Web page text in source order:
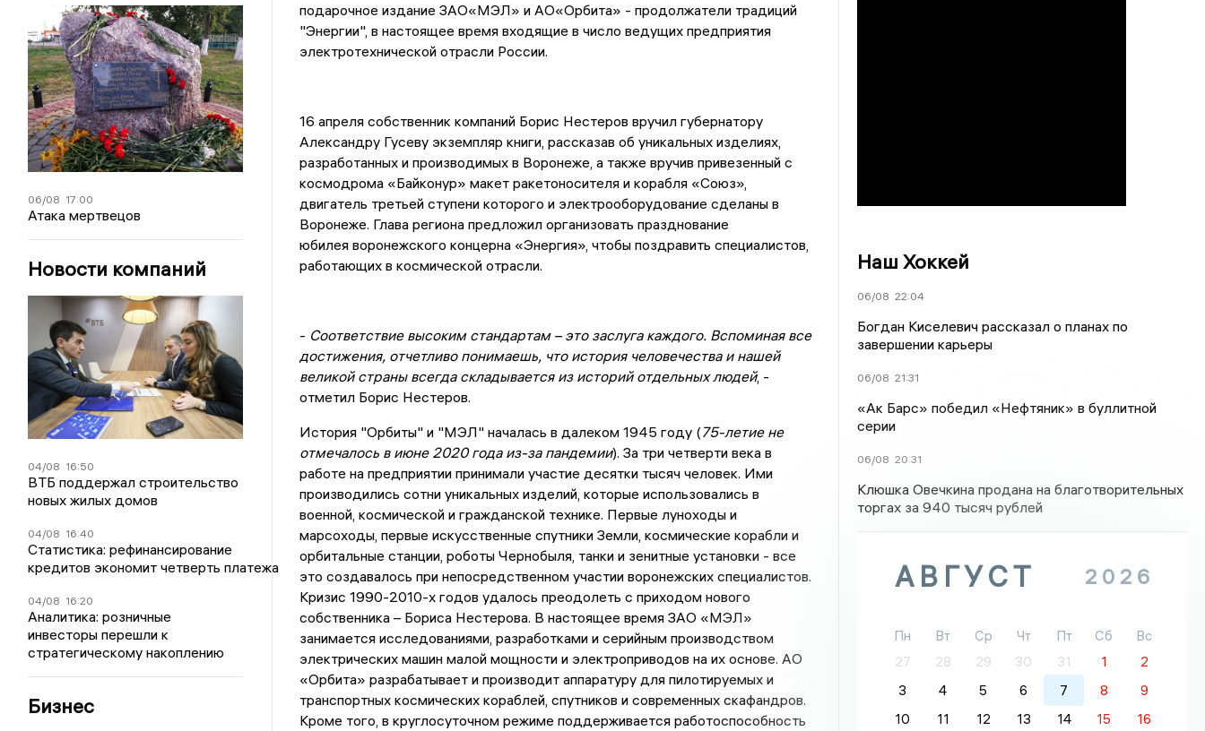
06/08 17:00
Атака мертвецов
Новости компаний
04/08 16:50
ВТБ поддержал строительство
новых жилых домов
04/08 16:40
Статистика: рефинансирование
кредитов экономит четверть платежа
04/08 16:20
Аналитика: розничные
инвесторы перешли к
стратегическому накоплению
Бизнес
подарочное издание ЗАО«МЭЛ» и АО«Орбита» - продолжатели традиций
"Энергии", в настоящее время входящие в число ведущих предприятия
электротехнической отрасли России.
16 апреля собственник компаний Борис Нестеров вручил губернатору
Александру Гусеву экземпляр книги, рассказав об уникальных изделиях,
разработанных и производимых в Воронеже, а также вручив привезенный с
космодрома «Байконур» макет ракетоносителя и корабля «Союз»,
двигатель третьей ступени которого и электрооборудование сделаны в
Воронеже. Глава региона предложил организовать празднование
юбилея воронежского концерна «Энергия», чтобы поздравить специалистов,
работающих в космической отрасли.
- Соответствие высоким стандартам – это заслуга каждого. Вспоминая все
достижения, отчетливо понимаешь, что история человечества и нашей
великой страны всегда складывается из историй отдельных людей, -
отметил Борис Нестеров.
История "Орбиты" и "МЭЛ" началась в далеком 1945 году (75-летие не
отмечалось в июне 2020 года из-за пандемии). За три четверти века в
работе на предприятии принимали участие десятки тысяч человек. Ими
производились сотни уникальных изделий, которые использовались в
военной, космической и гражданской технике. Первые луноходы и
марсоходы, первые искусственные спутники Земли, космические корабли и
орбитальные станции, роботы Чернобыля, танки и зенитные установки - все
это создавалось при непосредственном участии воронежских специалистов.
Кризис 1990-2010-х годов удалось преодолеть с приходом нового
собственника – Бориса Нестерова. В настоящее время ЗАО «МЭЛ»
занимается исследованиями, разработками и серийным производством
электрических машин малой мощности и электроприводов на их основе. АО
«Орбита» разрабатывает и производит аппаратуру для пилотируемых и
транспортных космических кораблей, спутников и современных скафандров.
Кроме того, в круглосуточном режиме поддерживается работоспособность
Наш Хоккей
06/08 22:04
Богдан Киселевич рассказал о планах по
завершении карьеры
06/08 21:31
«Ак Барс» победил «Нефтяник» в буллитной
серии
06/08 20:31
Клюшка Овечкина продана на благотворительных
торгах за 940 тысяч рублей
АВГУСТ 2026
Пн Вт Ср Чт Пт Сб
Вс
27
28 29 30 31 1
2
3
4 5 6 7 8
9
10
11 12 13 14 15
16